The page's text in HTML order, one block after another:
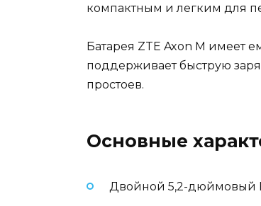
компактным и легким для
Батарея ZTE Axon M имеет
поддерживает быструю
простоев.
Основные
Двойной 5,2-дюймовый